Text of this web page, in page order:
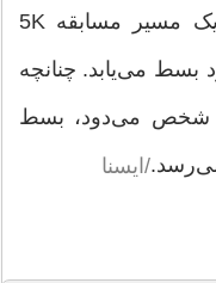
این امر درست مانند دویدن در یک مسیر مسابقه 5K
بسط می‌یابد. چنانچه
شخص می‌دود، بسط
/ایسنا